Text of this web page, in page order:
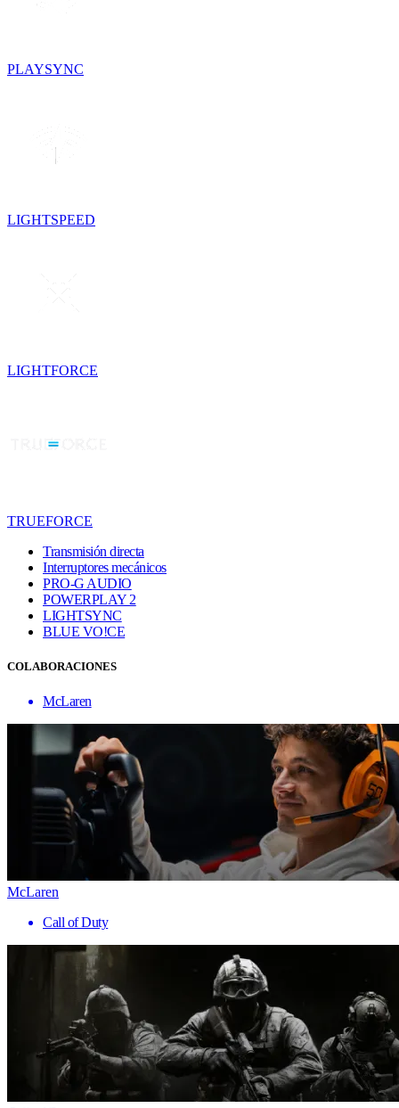
PLAYSYNC
LIGHTSPEED
LIGHTFORCE
TRUEFORCE
Transmisión directa
Interruptores mecánicos
PRO-G AUDIO
POWERPLAY 2
LIGHTSYNC
BLUE VO!CE
COLABORACIONES
McLaren
McLaren
Call of Duty